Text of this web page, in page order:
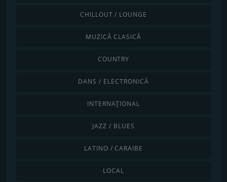
CHILLOUT / LOUNGE
MUZICĂ CLASICĂ
COUNTRY
DANS / ELECTRONICĂ
INTERNAȚIONAL
JAZZ / BLUES
LATINO / CARAIBE
LOCAL